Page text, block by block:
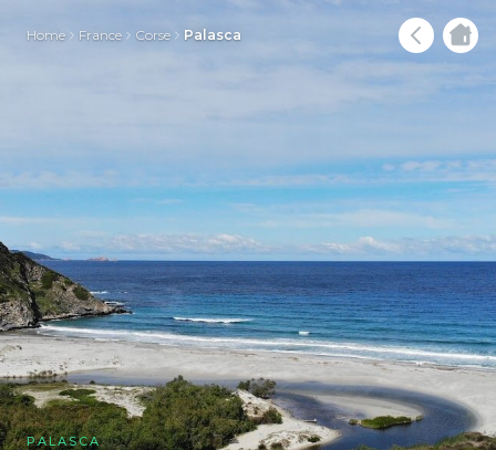
Home France Corse Palasca
PALASCA